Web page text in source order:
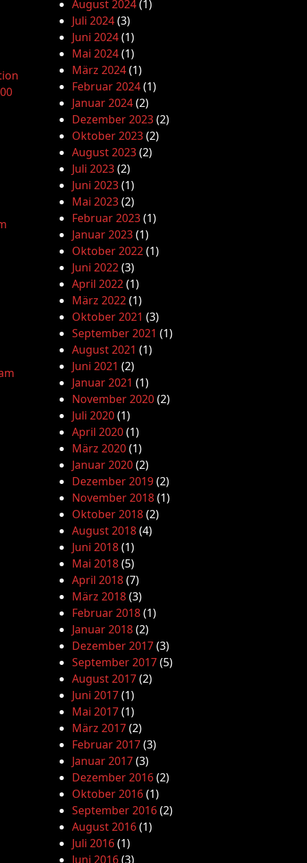
August 2024(1)
Juli 2024(3)
Juni 2024(1)
Mai 2024(1)
März 2024(1)
Februar 2024(1)
Januar 2024(2)
Dezember 2023(2)
Oktober 2023(2)
August 2023(2)
Juli 2023(2)
Juni 2023(1)
Mai 2023(2)
Februar 2023(1)
Januar 2023(1)
Oktober 2022(1)
Juni 2022(3)
April 2022(1)
März 2022(1)
Oktober 2021 (3)
September 2021 (1)
August 2021 (1)
Juni 2021 (2)
Januar 2021 (1)
November 2020(2)
Juli 2020(1)
April 2020(1)
März 2020(1)
Januar 2020(2)
Dezember 2019(2)
November 2018(1)
Oktober 2018(2)
August 2018(4)
Juni 2018(1)
Mai 2018(5)
April 2018(7)
März 2018(3)
Februar 2018(1)
Januar 2018(2)
Dezember 2017(3)
September 2017(5)
August 2017(2)
Juni 2017(1)
Mai 2017(1)
März 2017(2)
Februar 2017(3)
Januar 2017(3)
Dezember 2016(2)
Oktober 2016(1)
September 2016(2)
August 2016(1)
Juli 2016(1)
Juni 2016(3)